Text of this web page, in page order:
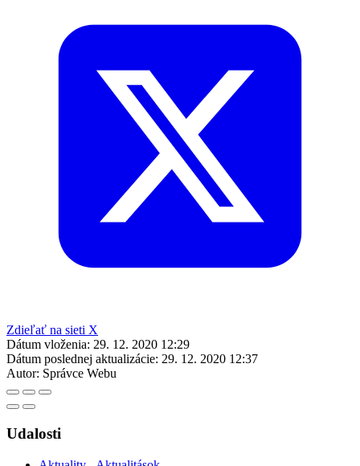
Zdieľať na sieti X
Dátum vloženia: 29. 12. 2020 12:29
Dátum poslednej aktualizácie: 29. 12. 2020 12:37
Autor: Správce Webu
Udalosti